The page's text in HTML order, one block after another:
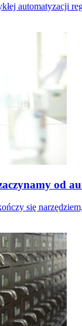
automatyzacji
od
się